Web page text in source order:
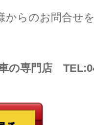
からのお問合せ
の専門店